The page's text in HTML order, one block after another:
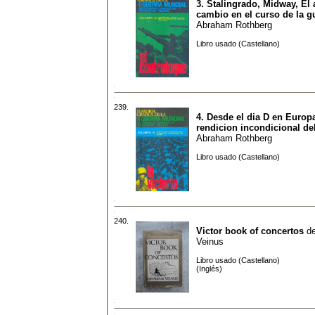
3. Stalingrado, Midway, El
cambio en el curso de la
Abraham Rothberg
Libro usado (Castellano)
239.
4. Desde el dia D en
rendicion incondicional
Abraham Rothberg
Libro usado (Castellano)
240.
Victor book of concertos
Veinus
Libro usado (Castellano)
(Inglés)